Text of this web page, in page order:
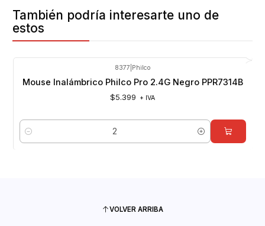
También podría interesarte uno de
estos
8377 Philco
Mouse Inalámbrico Philco Pro 2.4G Negro PPR7314B
$5.399 + IVA
Cantidad
VOLVER ARRIBA